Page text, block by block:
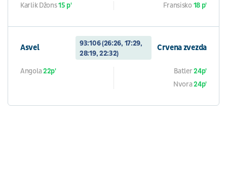
Karlik Džons15 p' Fransisko18 p'
Asvel
93:106 (26:26, 17:29,
28:19, 22:32)
Crvena zvezda
Angola22p' Batler24p'
Nvora24p'